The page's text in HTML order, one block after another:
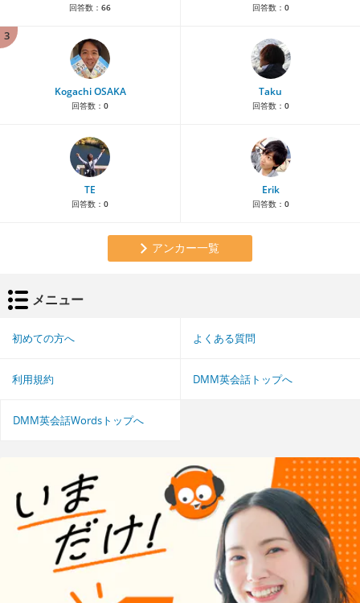
回答数： 66 回答数： 0
3
Kogachi OSAKA
回答数： 0
Taku
回答数： 0
TE
回答数： 0
Erik
回答数： 0
アンカー一覧
メニュー
初めての方へ よくある質問
利用規約 DMM英会話トップへ
DMM英会話Wordsトップへ